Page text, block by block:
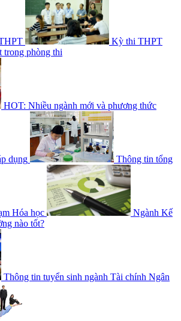
Kỳ thi THPT
trong phòng thi
HOT: Nhiều ngành mới và phương thức
dụng Thông tin tổng
Hóa học
Ngành Kế
nào tốt?
Thông tin tuyển sinh ngành Tài chính Ngân